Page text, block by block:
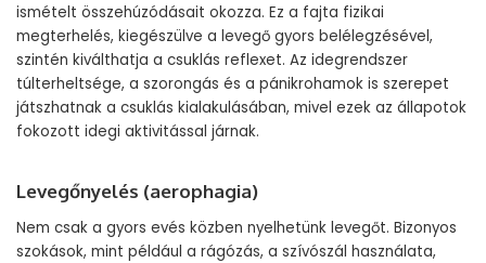
ismételt összehúzódásait okozza. Ez a fajta fizikai
megterhelés, kiegészülve a levegő gyors belélegzésével,
szintén kiválthatja a csuklás reflexet. Az idegrendszer
túlterheltsége, a szorongás és a pánikrohamok is szerepet
játszhatnak a csuklás kialakulásában, mivel ezek az állapotok
fokozott idegi aktivitással járnak.
Levegőnyelés (aerophagia)
Nem csak a gyors evés közben nyelhetünk levegőt. Bizonyos
szokások, mint például a rágózás, a szívószál használata,